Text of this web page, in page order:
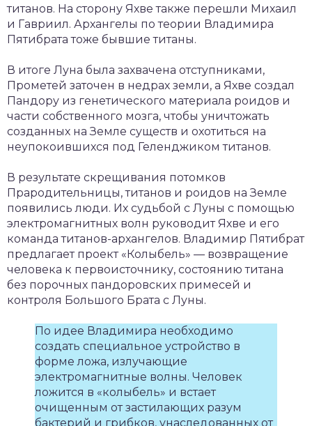
титанов. На сторону Яхве также перешли Михаил
и Гавриил. Архангелы по теории Владимира
Пятибрата тоже бывшие титаны.
В итоге Луна была захвачена отступниками,
Прометей заточен в недрах земли, а Яхве создал
Пандору из генетического материала роидов и
части собственного мозга, чтобы уничтожать
созданных на Земле существ и охотиться на
неупокоившихся под Геленджиком титанов.
В результате скрещивания потомков
Прародительницы, титанов и роидов на Земле
появились люди. Их судьбой с Луны с помощью
электромагнитных волн руководит Яхве и его
команда титанов-архангелов. Владимир Пятибрат
предлагает проект «Колыбель» — возвращение
человека к первоисточнику, состоянию титана
без порочных пандоровских примесей и
контроля Большого Брата с Луны.
По идее Владимира необходимо
создать специальное устройство в
форме ложа, излучающие
электромагнитные волны. Человек
ложится в «колыбель» и встает
очищенным от застилающих разум
бактерий и грибков, унаследованных от